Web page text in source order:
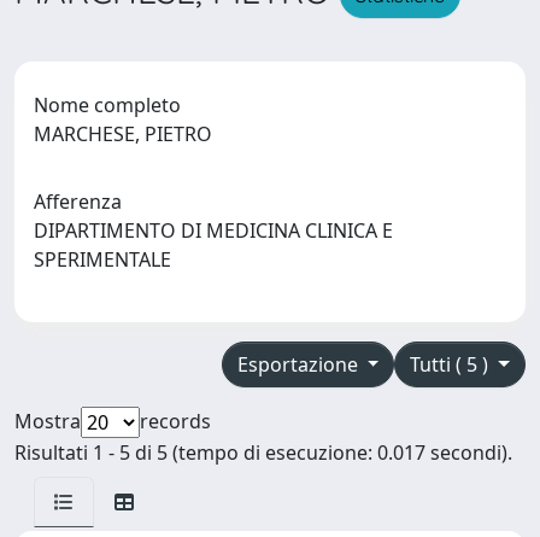
Nome completo
MARCHESE, PIETRO
Afferenza
DIPARTIMENTO DI MEDICINA CLINICA E
SPERIMENTALE
Tutti ( 5 )
Esportazione
Mostra
records
Risultati 1 - 5 di 5 (tempo di esecuzione: 0.017 secondi).